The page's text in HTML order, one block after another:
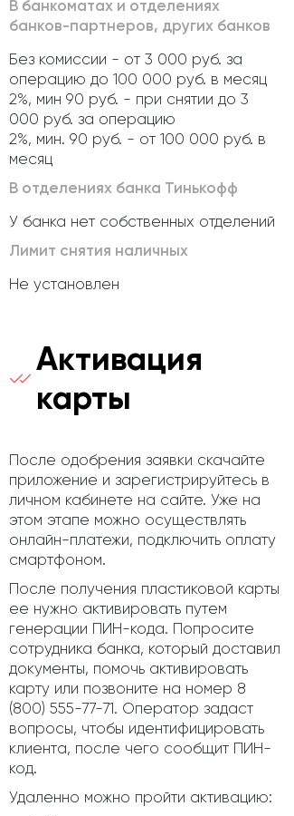
В банкоматах и отделениях
банков-партнеров, других банков
Без комиссии - от 3 000 руб. за
операцию до 100 000 руб. в месяц
2%, мин 90 руб. - при снятии до 3
000 руб. за операцию
2%, мин. 90 руб. - от 100 000 руб. в
месяц
В отделениях банка Тинькофф
У банка нет собственных отделений
Лимит снятия наличных
Не установлен
Активация
карты
После одобрения заявки скачайте
приложение и зарегистрируйтесь в
личном кабинете на сайте. Уже на
этом этапе можно осуществлять
онлайн-платежи, подключить оплату
смартфоном.
После получения пластиковой карты
ее нужно активировать путем
генерации ПИН-кода. Попросите
сотрудника банка, который доставил
документы, помочь активировать
карту или позвоните на номер 8
(800) 555-77-71. Оператор задаст
вопросы, чтобы идентифицировать
клиента, после чего сообщит ПИН-
код.
Удаленно можно пройти активацию: